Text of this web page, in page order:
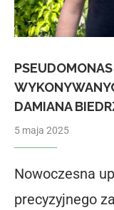
DAMIANA
5 maja 2025
Nowoczesna
precyzyjnego